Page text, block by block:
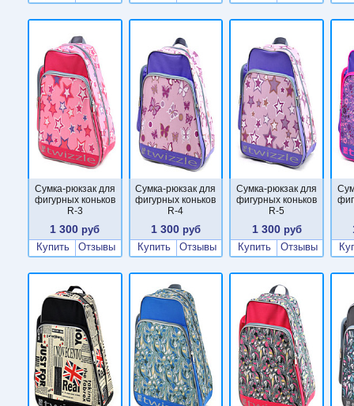
Сумка-рюкзак для
фигурных коньков
R-3
1 300 руб
Купить
Отзывы
Сумка-рюкзак для
фигурных коньков
R-4
1 300 руб
Купить
Отзывы
Сумка-рюкзак для
фигурных коньков
R-5
1 300руб
Купить
Отзывы